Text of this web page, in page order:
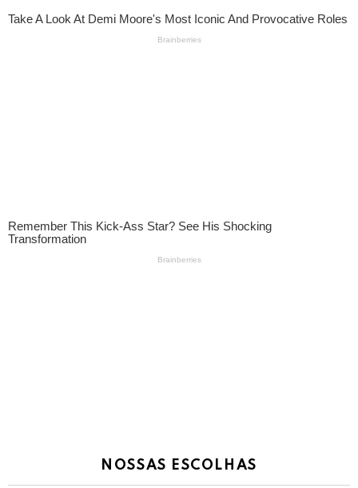
NOSSAS ESCOLHAS